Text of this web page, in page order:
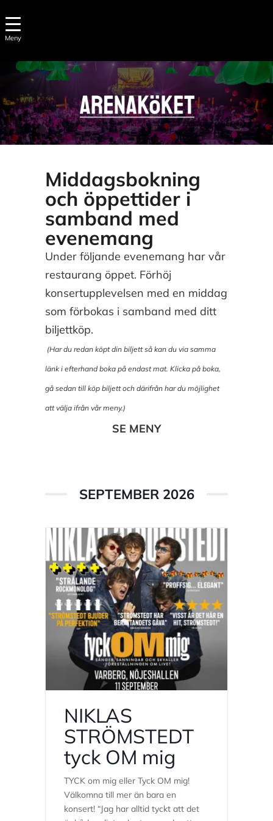
Middagsbokning
och öppettider i
samband med
evenemang
Under följande evenemang har vår
restaurang öppet. Förhöj
konsertupplevelsen med en middag
som förbokas i samband med ditt
biljettköp.
(Har du redan köpt din biljett så kan du via samma
länk i efterhand boka på endast mat. Klicka på boka,
gå sedan till köp biljett och därifrån har du möjlighet
att välja ifrån vår meny.)
SE MENY
SEPTEMBER 2026
NIKLAS
STRÖMSTEDT
tyck OM mig
TYCK om mig eller Tyck OM mig!
Välkomna till mer än bara en
konsert! “Jag har alltid tyckt att det
Meny